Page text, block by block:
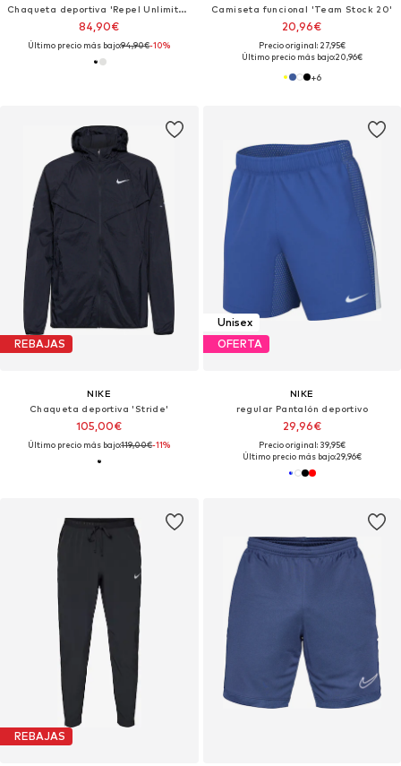
Chaqueta deportiva 'Repel Unlimited'
84,90€
Último precio más bajo:94,90€-10%
Camiseta funcional 'Team Stock 20'
20,96€
Precio original: 27,95€
Último precio más bajo:20,96€
+6
REBAJAS
NIKE
Chaqueta deportiva 'Stride'
105,00€
Último precio más bajo:119,00€-11%
Unisex
OFERTA
NIKE
regular Pantalón deportivo
29,96€
Precio original: 39,95€
Último precio más bajo:29,96€
REBAJAS